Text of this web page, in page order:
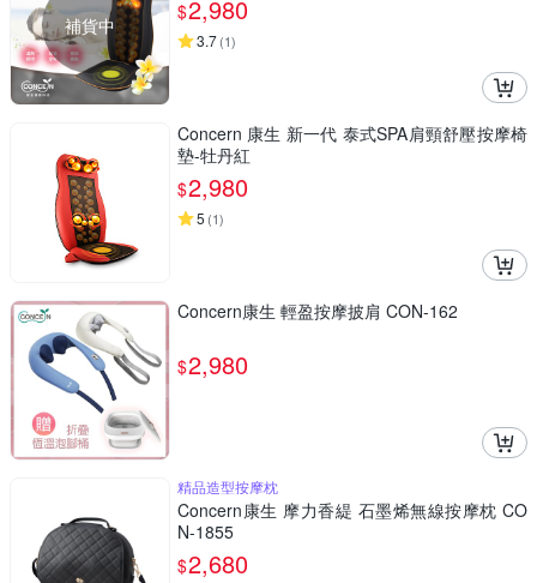
補貨中
$2,980
3.7(1)
Concern 康生 新一代 泰式SPA肩頸舒壓按摩椅
墊-牡丹紅
$2,980
5 (1)
Concern康生 輕盈按摩披肩 CON-162
$2,980
精品造型按摩枕
Concern康生 摩力香緹 石墨烯無線按摩枕 CO
N-1855
$2,680